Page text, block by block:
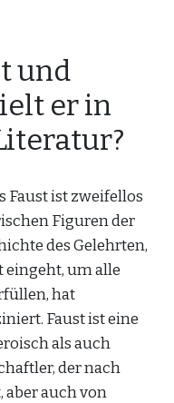
und
er in
Faust ist zweifellos
Figuren der
des Gelehrten,
eingeht, um alle
hat
Faust ist eine
als auch
der nach
aber auch von